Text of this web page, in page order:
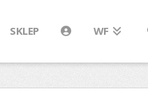
SKLEP WF